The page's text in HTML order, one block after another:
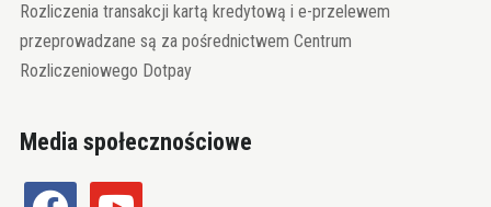
Rozliczenia transakcji kartą kredytową i e-przelewem
przeprowadzane są za pośrednictwem Centrum
Rozliczeniowego Dotpay
Media społecznościowe
facebook youtube